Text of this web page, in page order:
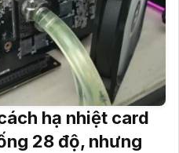
hạ nhiệt card
28 độ, nhưng